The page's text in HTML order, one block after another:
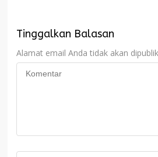
Tinggalkan Balasan
Alamat email Anda tidak akan